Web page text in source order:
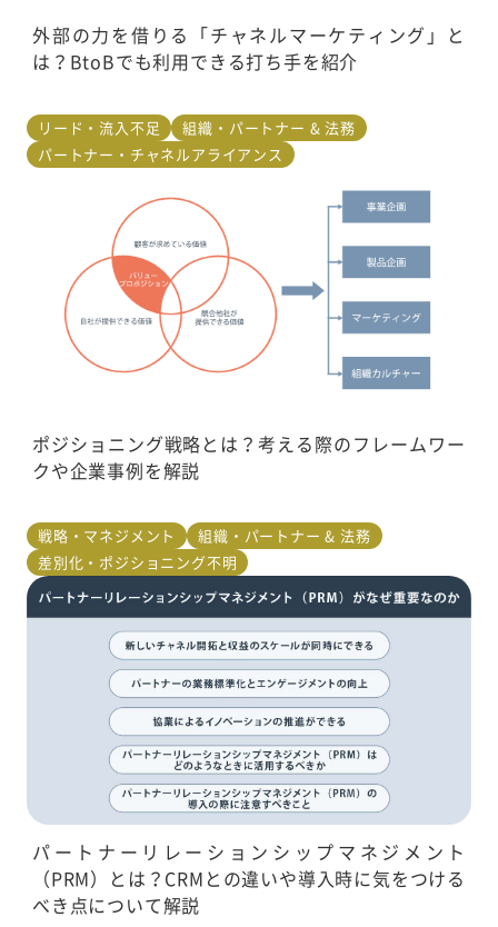
外部の力を借りる「チャネルマーケティング」と
は？BtoBでも利用できる打ち手を紹介
リード・流入不足
組織・パートナー & 法務
パートナー・チャネルアライアンス
ポジショニング戦略とは？考える際のフレームワー
クや企業事例を解説
戦略・マネジメント
組織・パートナー & 法務
差別化・ポジショニング不明
パートナーリレーションシップマネジメント
（PRM）とは？CRMとの違いや導入時に気をつける
べき点について解説